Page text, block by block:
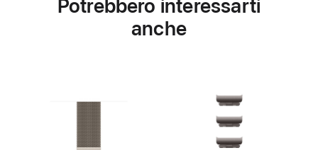
Potrebbero interessarti
anche